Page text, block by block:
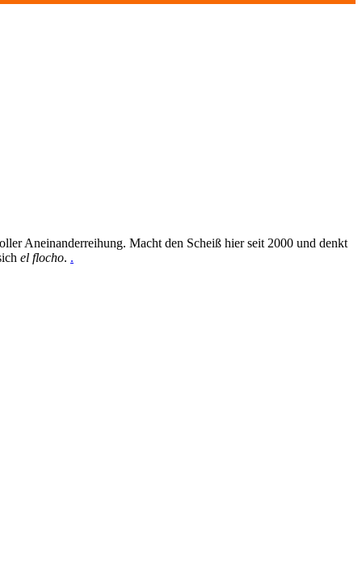
Aneinanderreihung. Macht den Scheiß hier seit 2000 und denkt
el flocho. .